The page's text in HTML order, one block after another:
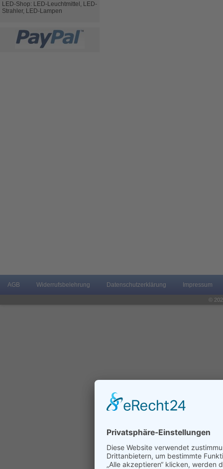
LED-Shop: LED-Leuchtmittel, LED-
Strahler, LED-Lampen
AGB Widerrufsbelehrung Datenschutzerklärung Impressum
©